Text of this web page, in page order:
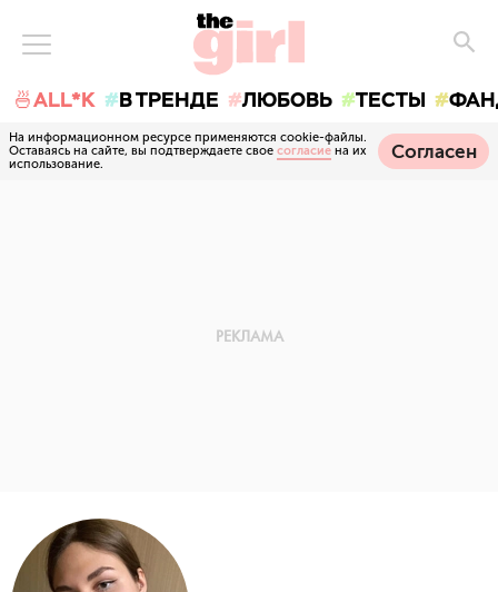
🍜ALL*K В ТРЕНДЕ ЛЮБОВЬ ТЕСТЫ
На информационном ресурсе применяются cookie-файлы.
Оставаясь на сайте, вы подтверждаете свое согласие на их
использование.
Согласен